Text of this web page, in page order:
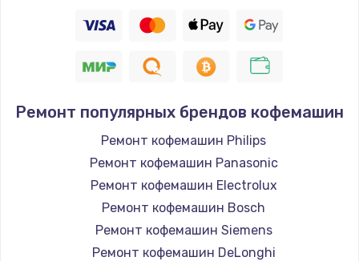
Заказать
890 руб.
Заказать
Замена системы охлаждения
1500 руб.
Заказать
Замена термопасты
995 руб.
Ремонт популярных брендов кофемашин
Ремонт кофемашин Philips
Ремонт кофемашин Panasonic
Ремонт кофемашин Electrolux
Ремонт кофемашин Bosch
Ремонт кофемашин Siemens
Ремонт кофемашин DeLonghi